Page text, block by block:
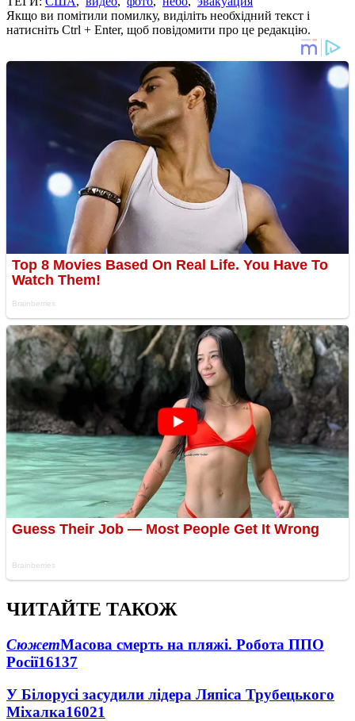
Якщо ви помітили помилку, виділіть необхідний текст і
натисніть Ctrl + Enter, щоб повідомити про це редакцію.
ЧИТАЙТЕ ТАКОЖ
СюжетМасова смерть на пляжі. Робота ППО
Росії16137
У Білорусі засудили лідера Ляпіса Трубецького
Міхалка16021